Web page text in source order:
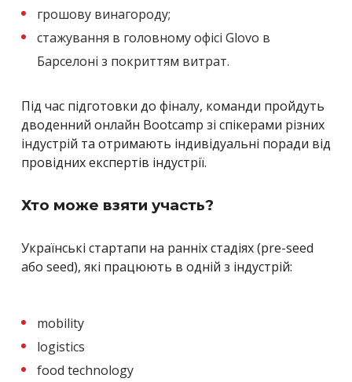
грошову винагороду;
стажування в головному офісі Glovo в
Барселоні з покриттям витрат.
Під час підготовки до фіналу, команди пройдуть
дводенний онлайн Bootcamp зі спікерами різних
індустрій та отримають індивідуальні поради від
провідних експертів індустрії.
Хто може взяти участь?
Українські стартапи на ранніх стадіях (pre-seed
або seed), які працюють в одній з індустрій:
mobility
logistics
food technology